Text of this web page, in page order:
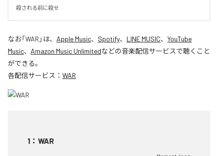
殺される前に殺せ
なお「WAR 」は、 Apple Music、 Spotify、 LINE MUSIC、 YouTube
Music、 Amazon Music Unlimitedなどの音楽配信サービスで聴くこと
ができる。
各配信サービス： WAR
1 ： WAR